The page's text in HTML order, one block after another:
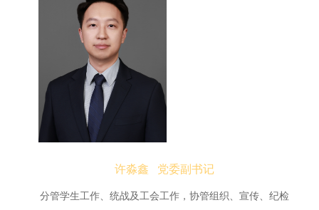
许淼鑫 党委副书记
分管学生工作、统战及工会工作，协管组织、宣传、纪检